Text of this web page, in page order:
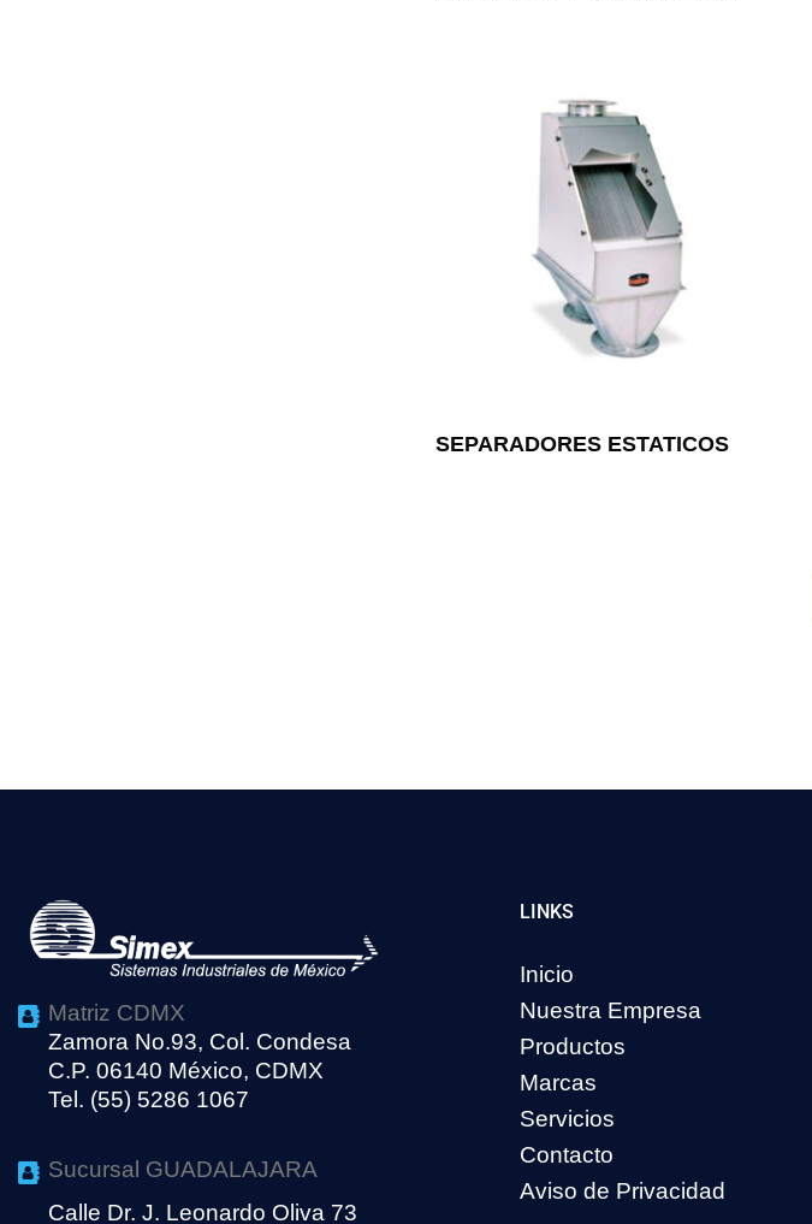
SEPARADORES ESTATICOS
Matriz CDMX
Zamora No.93, Col. Condesa
C.P. 06140 México, CDMX
Tel. (55) 5286 1067
Sucursal GUADALAJARA
Calle Dr. J. Leonardo Oliva 73
LINKS
Inicio
Nuestra Empresa
Productos
Marcas
Servicios
Contacto
Aviso de Privacidad